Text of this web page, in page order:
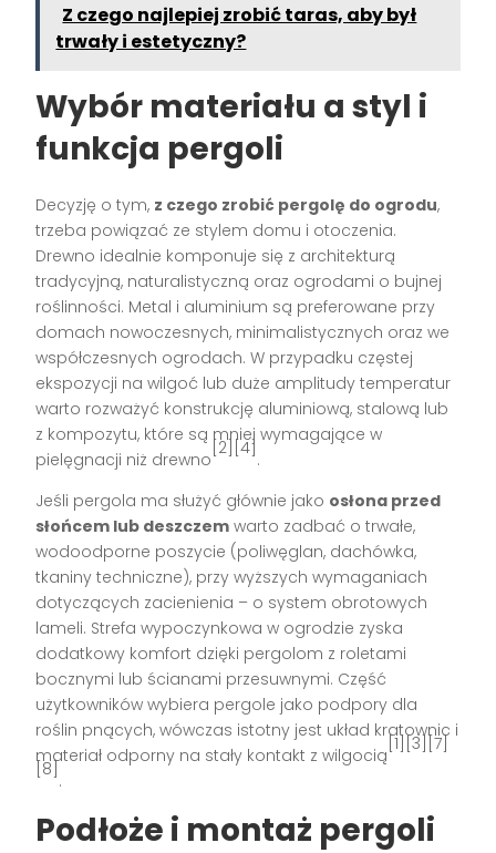
Z czego najlepiej zrobić taras, aby był
trwały i estetyczny?
Wybór materiału a styl i
funkcja pergoli
Decyzję o tym, z czego zrobić pergolę do ogrodu,
trzeba powiązać ze stylem domu i otoczenia.
Drewno idealnie komponuje się z architekturą
tradycyjną, naturalistyczną oraz ogrodami o bujnej
roślinności. Metal i aluminium są preferowane przy
domach nowoczesnych, minimalistycznych oraz we
współczesnych ogrodach. W przypadku częstej
ekspozycji na wilgoć lub duże amplitudy temperatur
warto rozważyć konstrukcję aluminiową, stalową lub
z kompozytu, które są mniej wymagające w
pielęgnacji niż drewno
[2][4]
.
Jeśli pergola ma służyć głównie jako osłona przed
słońcem lub deszczem warto zadbać o trwałe,
wodoodporne poszycie (poliwęglan, dachówka,
tkaniny techniczne), przy wyższych wymaganiach
dotyczących zacienienia – o system obrotowych
lameli. Strefa wypoczynkowa w ogrodzie zyska
dodatkowy komfort dzięki pergolom z roletami
bocznymi lub ścianami przesuwnymi. Część
użytkowników wybiera pergole jako podpory dla
roślin pnących, wówczas istotny jest układ kratownic i
materiał odporny na stały kontakt z wilgocią
[1][3][7]
[8]
.
Podłoże i montaż pergoli